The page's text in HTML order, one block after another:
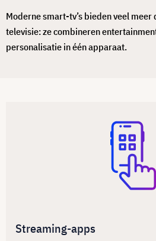
Moderne smart-tv’s bieden veel meer
televisie: ze combineren
personalisatie in één apparaat.
Streaming-apps